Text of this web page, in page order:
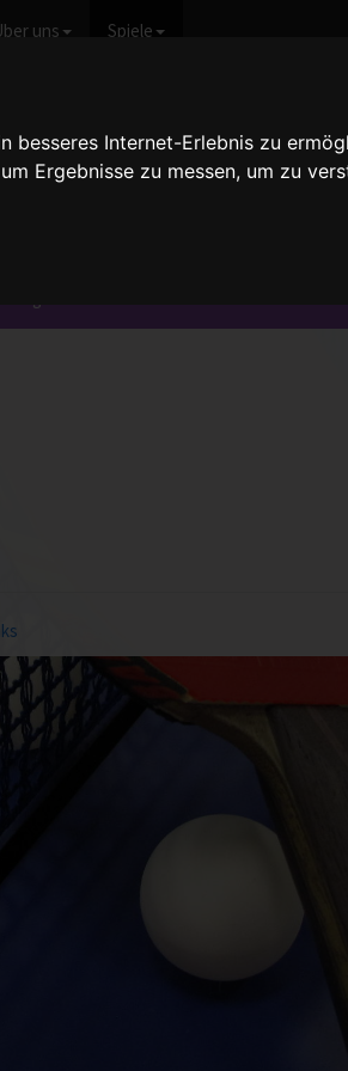
Internet-Erlebnis zu
Ergebnisse zu messen, um zu
uns Spiele